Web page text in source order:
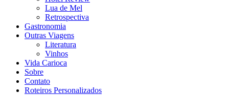
Lua de Mel
Retrospectiva
Gastronomia
Outras Viagens
Literatura
Vinhos
Vida Carioca
Sobre
Contato
Roteiros Personalizados